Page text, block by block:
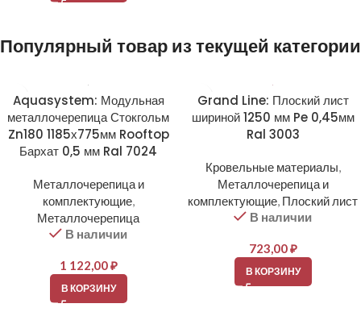
Популярный товар из текущей категории
Aquasystem: Модульная
металлочерепица Стокгольм
Zn180 1185х775мм Rooftop
Бархат 0,5 мм Ral 7024
Металлочерепица и
комплектующие,
Металлочерепица
В наличии
1 122,00₽
В КОРЗИНУ
Grand Line: Плоский лист
шириной 1250 мм Pe 0,45мм
Ral 3003
Кровельные материалы,
Металлочерепица и
комплектующие, Плоский лист
В наличии
723,00₽
В КОРЗИНУ